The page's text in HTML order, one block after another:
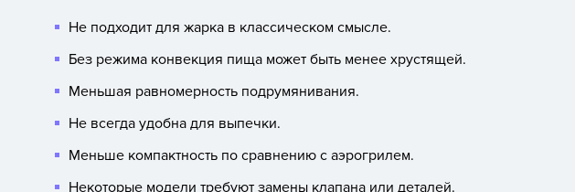
Не подходит для жарка в классическом смысле.
Без режима конвекция пища может быть менее хрустящей.
Меньшая равномерность подрумянивания.
Не всегда удобна для выпечки.
Меньше компактность по сравнению с аэрогрилем.
Некоторые модели требуют замены клапана или деталей.